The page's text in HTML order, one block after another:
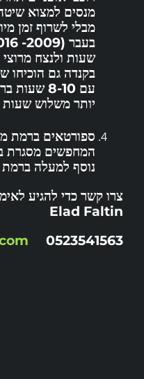
מנסים למצוא
מבלי לשרוף זמן
שעות ולנצח
יותר משלוש
ספורטאים ברמת
המחפשים מסגרת
נוסף למעלה ברמת
צרו קשר כדי להגיע
Elad Faltin
0523541563